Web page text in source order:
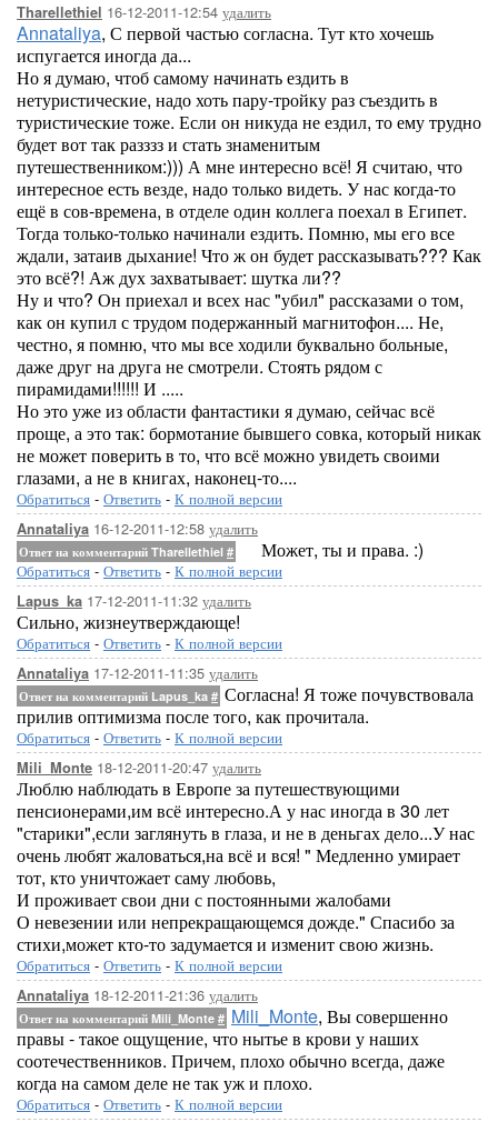
Tharellethiel 16-12-2011-12:54 удалить
Annataliya, С первой частью согласна. Тут кто хочешь
испугается иногда да...
Но я думаю, чтоб самому начинать ездить в
нетуристические, надо хоть пару-тройку раз съездить в
туристические тоже. Если он никуда не ездил, то ему трудно
будет вот так разззз и стать знаменитым
путешественником:))) А мне интересно всё! Я считаю, что
интересное есть везде, надо только видеть. У нас когда-то
ещё в сов-времена, в отделе один коллега поехал в Египет.
Тогда только-только начинали ездить. Помню, мы его все
ждали, затаив дыхание! Что ж он будет рассказывать??? Как
это всё?! Аж дух захватывает: шутка ли??
Ну и что? Он приехал и всех нас "убил" рассказами о том,
как он купил с трудом подержанный магнитофон.... Не,
честно, я помню, что мы все ходили буквально больные,
даже друг на друга не смотрели. Стоять рядом с
пирамидами!!!!!! И .....
Но это уже из области фантастики я думаю, сейчас всё
проще, а это так: бормотание бывшего совка, который никак
не может поверить в то, что всё можно увидеть своими
глазами, а не в книгах, наконец-то....
Обратиться - Ответить - К полной версии
Annataliya 16-12-2011-12:58 удалить
Ответ на комментарий Tharellethiel # Может, ты и права. :)
Обратиться - Ответить - К полной версии
Lapus_ka 17-12-2011-11:32 удалить
Сильно, жизнеутверждающе!
Обратиться - Ответить - К полной версии
Annataliya 17-12-2011-11:35 удалить
Ответ на комментарий Lapus_ka # Согласна! Я тоже почувствовала
прилив оптимизма после того, как прочитала.
Обратиться - Ответить - К полной версии
Mili_Monte 18-12-2011-20:47 удалить
Люблю наблюдать в Европе за путешествующими
пенсионерами,им всё интересно.А у нас иногда в 30 лет
"старики",если заглянуть в глаза, и не в деньгах дело...У нас
очень любят жаловаться,на всё и вся! " Медленно умирает
тот, кто уничтожает саму любовь,
И проживает свои дни с постоянными жалобами
О невезении или непрекращающемся дожде." Спасибо за
стихи,может кто-то задумается и изменит свою жизнь.
Обратиться - Ответить - К полной версии
Annataliya 18-12-2011-21:36 удалить
Ответ на комментарий Mili_Monte # Mili_Monte, Вы совершенно
правы - такое ощущение, что нытье в крови у наших
соотечественников. Причем, плохо обычно всегда, даже
когда на самом деле не так уж и плохо.
Обратиться - Ответить - К полной версии